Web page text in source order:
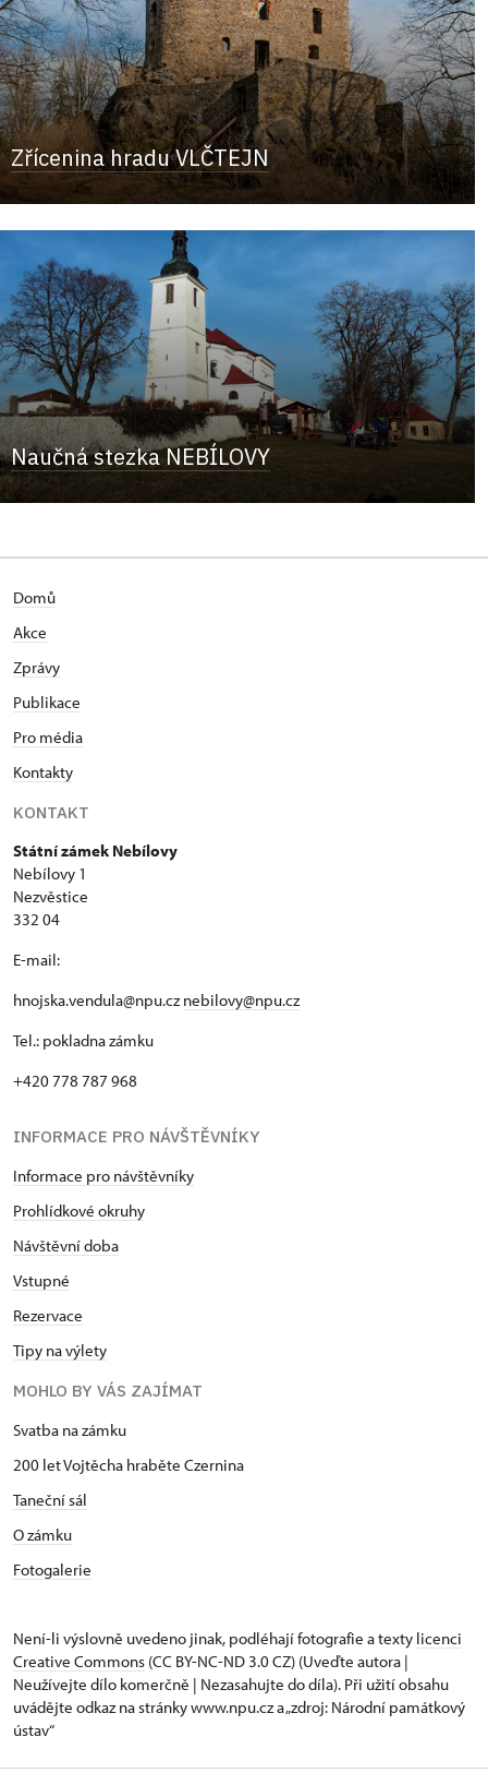
Zřícenina hradu VLČTEJN
Naučná stezka NEBÍLOVY
Domů
Akce
Zprávy
Publikace
Pro média
Kontakty
KONTAKT
Státní zámek Nebílovy
Nebílovy 1
Nezvěstice
332 04
E-mail:
hnojska.vendula@npu.cznebilovy@npu.cz
Tel.: pokladna zámku
+420 778 787 968
INFORMACE PRO NÁVŠTĚVNÍKY
Informace pro návštěvníky
Prohlídkové okruhy
Návštěvní doba
Vstupné
Rezervace
Tipy na výlety
MOHLO BY VÁS ZAJÍMAT
Svatba na zámku
200 let Vojtěcha hraběte Czernina
Taneční sál
O zámku
Fotogalerie
Není-li výslovně uvedeno jinak, podléhají fotografie a texty licenci
Creative Commons (CC BY-NC-ND 3.0 CZ) (Uveďte autora |
Neužívejte dílo komerčně | Nezasahujte do díla). Při užití obsahu
uvádějte odkaz na stránky www.npu.cz a „zdroj: Národní památkový
ústav“